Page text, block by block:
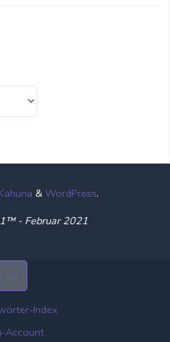
& WordPress.
- Februar 2021
Index
Account